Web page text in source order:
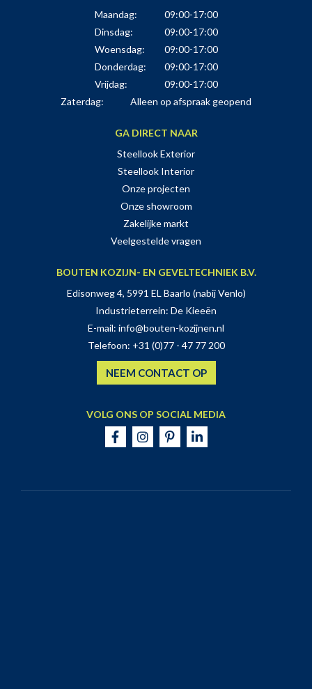
Maandag:
09:00-17:00
Dinsdag:
09:00-17:00
Woensdag:
09:00-17:00
Donderdag:
09:00-17:00
Vrijdag:
09:00-17:00
Zaterdag:
Alleen op afspraak geopend
GA DIRECT NAAR
Steellook Exterior
Steellook Interior
Onze projecten
Onze showroom
Zakelijke markt
Veelgestelde vragen
BOUTEN KOZIJN- EN GEVELTECHNIEK B.V.
Edisonweg 4, 5991 EL Baarlo (nabij Venlo)
Industrieterrein: De Kieeën
E-mail: info@bouten-kozijnen.nl
Telefoon: +31 (0)77 - 47 77 200
NEEM CONTACT OP
VOLG ONS OP SOCIAL MEDIA